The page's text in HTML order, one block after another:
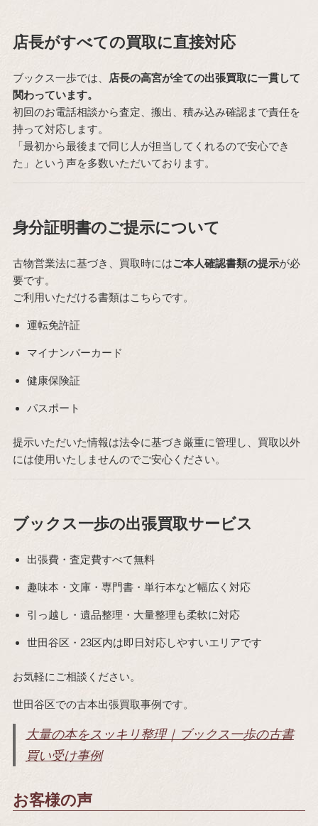
店長がすべての買取に直接対応
ブックス一歩では、
店長の高宮が全ての出張買取に一貫して
関わっています。
初回のお電話相談から査定、搬出、積み込み確認まで責任を
持って対応します。
「最初から最後まで同じ人が担当してくれるので安心でき
た」という声を多数いただいております。
身分証明書のご提示について
古物営業法に基づき、買取時にはご本人確認書類の提示が必
要です。
ご利用いただける書類はこちらです。
運転免許証
マイナンバーカード
健康保険証
パスポート
提示いただいた情報は法令に基づき厳重に管理し、買取以外
には使用いたしませんのでご安心ください。
ブックス一歩の出張買取サービス
出張費・査定費すべて無料
趣味本・文庫・専門書・単行本など幅広く対応
引っ越し・遺品整理・大量整理も柔軟に対応
世田谷区・23区内は即日対応しやすいエリアです
お気軽にご相談ください。
世田谷区での古本出張買取事例です。
大量の本をスッキリ整理｜ブックス一歩の古書
買い受け事例
お客様の声